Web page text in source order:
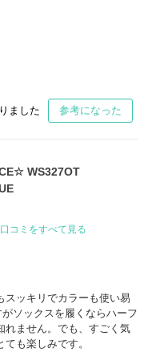
ました 参考になった
WS327OT
コミをすべて見る
スッキリでカラーも使い易
ソックスを履くならハーフ
れません。でも、すごく気
も楽しみです。